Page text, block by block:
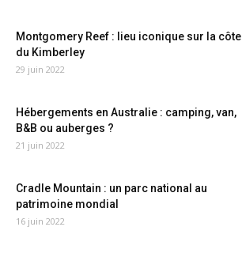
Montgomery Reef : lieu iconique sur la côte
du Kimberley
29 juin 2022
Hébergements en Australie : camping, van,
B&B ou auberges ?
21 juin 2022
Cradle Mountain : un parc national au
patrimoine mondial
16 juin 2022